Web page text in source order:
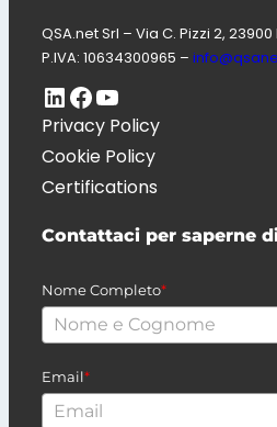
QSA.net Srl – Via C. Pizzi 2,
P.IVA: 10634300965 –
LinkedIn Pagina Facebook di Digitaliso Canale Youtube di QSA.net
Privacy Policy
Cookie Policy
Certifications
Contattaci per saperne
Nome Completo*
Email*